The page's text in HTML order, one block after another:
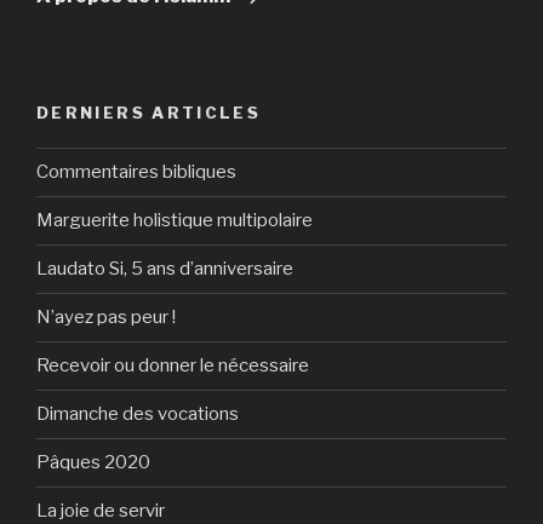
DERNIERS ARTICLES
Commentaires bibliques
Marguerite holistique multipolaire
Laudato Si, 5 ans d’anniversaire
N’ayez pas peur !
Recevoir ou donner le nécessaire
Dimanche des vocations
Pâques 2020
La joie de servir